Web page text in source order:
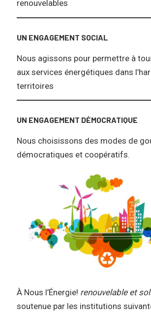
renouvelables
UN ENGAGEMENT SOCIAL
Nous agissons pour permettre à
aux services énergétiques dans
territoires
UN ENGAGEMENT DÉMOCRATIQUE
Nous choisissons des modes de
démocratiques et coopératifs.
À Nous l’Énergie! renouvelable et
soutenue par les institutions